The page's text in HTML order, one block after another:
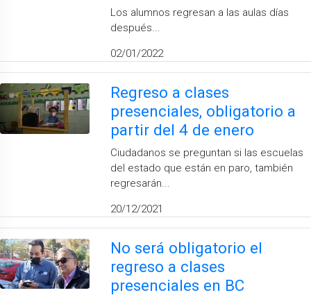
Los alumnos regresan a las aulas días
después...
02/01/2022
Regreso a clases
presenciales, obligatorio a
partir del 4 de enero
Ciudadanos se preguntan si las escuelas
del estado que están en paro, también
regresarán...
20/12/2021
No será obligatorio el
regreso a clases
presenciales en BC